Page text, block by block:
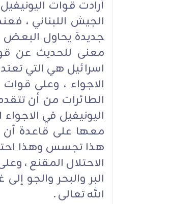
أرادت قوات
الجيش اللبناني ،
جديدة يحاول البعض
معنى للحديث عن
اسرائيل هي التي
الاجواء ، وعلى
الطائرات من أن
اليونيفيل في
معها على قاعدة أن
هذا تجسس وهذا
الاحتلال المقنع ،
البر والبحر والجو
الله تعالى .